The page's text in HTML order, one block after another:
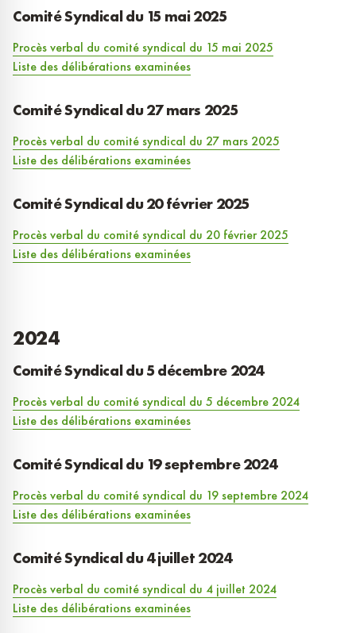
Comité Syndical du 15 mai 2025
Procès verbal du comité syndical du 15 mai 2025
Liste des délibérations examinées
Comité Syndical du 27 mars 2025
Procès verbal du comité syndical du 27 mars 2025
Liste des délibérations examinées
Comité Syndical du 20 février 2025
Procès verbal du comité syndical du 20 février 2025
Liste des délibérations examinées
2024
Comité Syndical du 5 décembre 2024
Procès verbal du comité syndical du 5 décembre 2024
Liste des délibérations examinées
Comité Syndical du 19 septembre 2024
Procès verbal du comité syndical du 19 septembre 2024
Liste des délibérations examinées
Comité Syndical du 4 juillet 2024
Procès verbal du comité syndical du 4 juillet 2024
Liste des délibérations examinées